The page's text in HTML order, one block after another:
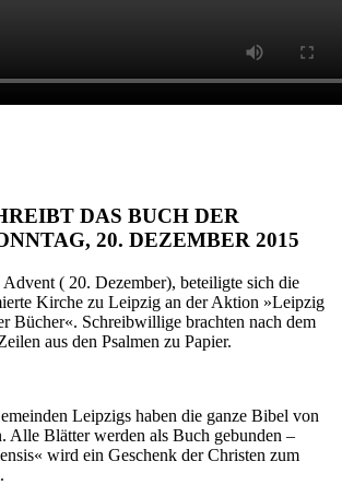
DAS BUCH DER
20. DEZEMBER 2015
( 20. Dezember), beteiligte sich die
Kirche zu Leipzig an der Aktion »Leipzig
Bücher«. Schreibwillige brachten nach dem
aus den Psalmen zu Papier.
Leipzigs haben die ganze Bibel von
Alle Blätter werden als Buch gebunden –
wird ein Geschenk der Christen zum